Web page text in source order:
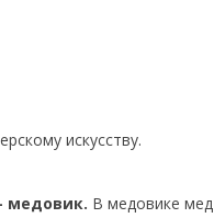
искусству.
медовик. В медовике мед